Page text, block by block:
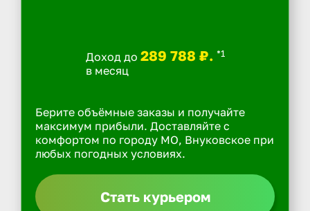
Доход до 289 788 ₽. *1
в месяц
Берите объёмные заказы и получайте
максимум прибыли. Доставляйте с
комфортом по городу МО, Внуковское при
любых погодных условиях.
Стать курьером